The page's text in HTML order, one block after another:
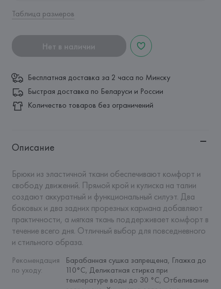
Таблица размеров
Нет в наличии
Бесплатная доставка за 2 часа по Минску
Быстрая доставка по Беларуси и России
Количество товаров без ограничений
Описание
Брюки из эластичной ткани обеспечивают комфорт и
свободу движений. Прямой крой и кулиска на талии
создают аккуратный и функциональный силуэт. Два
боковых и два задних прорезных кармана добавляют
практичности, а мягкая ткань поддерживает комфорт в
течение всего дня. Отличный выбор для повседневного
и стильного образа.
Рекомендация
по уходу:
Барабанная сушка запрещена, Глажка до
110°C, Деликатная стирка при
температуре воды до 30 °C, Отбеливание